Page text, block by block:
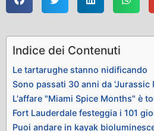
Indice dei Contenuti
Le tartarughe stanno nidificando
Sono passati 30 anni da 'Jurassic
L'affare "Miami Spice Months" è
Fort Lauderdale festeggia i 101
Puoi andare in kayak